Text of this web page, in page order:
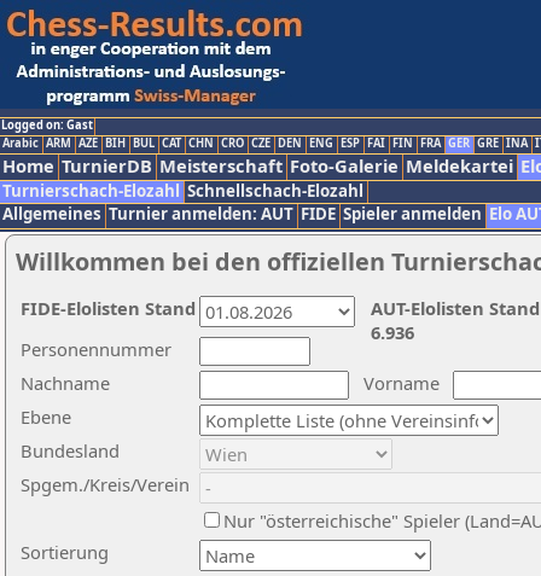
Logged on: Gast
Arabic ARM AZE BIH BUL CAT CHN CRO CZE DEN ENG ESP FAI FIN FRA GER GRE INA
Home TurnierDB Meisterschaft Foto-Galerie Meldekartei
Turnierschach-Elozahl Schnellschach-Elozahl
Allgemeines Turnier anmelden: AUT FIDE Spieler anmelden Elo
Willkommen bei den offiziellen
Nachname
Vorname
Ebene
Sortierung
Personennummer
Bundesland
Spgem./Kreis/Verein
Nur "österreichische" Spieler
AUT-Elolisten
6.936
FIDE-Elolisten Stand